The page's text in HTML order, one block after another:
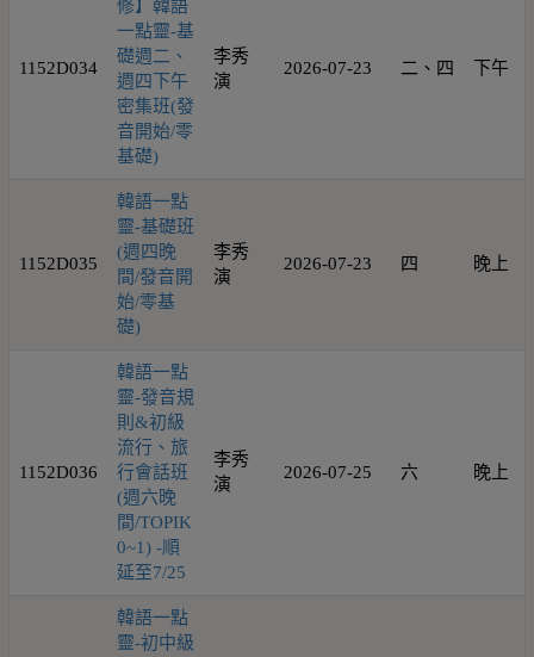
1152D034
修】韓語
一點靈-基
礎週二、
週四下午
密集班(發
音開始/零
基礎)
李秀
演
2026-07-23 二、四 下午
1152D035
韓語一點
靈-基礎班
(週四晚
間/發音開
始/零基
礎)
李秀
演
2026-07-23 四 晚上
1152D036
韓語一點
靈-發音規
則&初級
流行、旅
行會話班
(週六晚
間/TOPIK
0~1) -順
延至7/25
李秀
演
2026-07-25 六 晚上
韓語一點
靈-初中級